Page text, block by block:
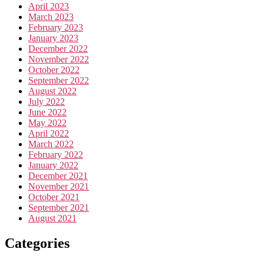
April 2023
March 2023
February 2023
January 2023
December 2022
November 2022
October 2022
September 2022
August 2022
July 2022
June 2022
May 2022
April 2022
March 2022
February 2022
January 2022
December 2021
November 2021
October 2021
September 2021
August 2021
Categories